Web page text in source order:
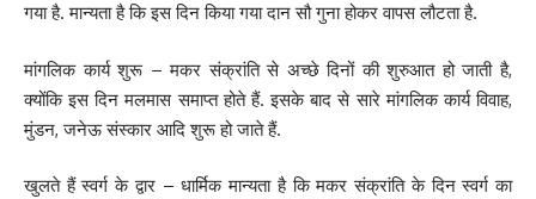
गया है. मान्‍यता है कि इस दिन किया गया दान सौ गुना होकर वापस लौटता है.
मांगलिक कार्य शुरू – मकर संक्रांति से अच्छे दिनों की शुरुआत हो जाती है,
क्योंकि इस दिन मलमास समाप्त होते हैं. इसके बाद से सारे मांगलिक कार्य विवाह,
मुंडन, जनेऊ संस्कार आदि शुरू हो जाते हैं.
खुलते हैं स्वर्ग के द्वार – धार्मिक मान्यता है कि मकर संक्रांति के दिन स्वर्ग का